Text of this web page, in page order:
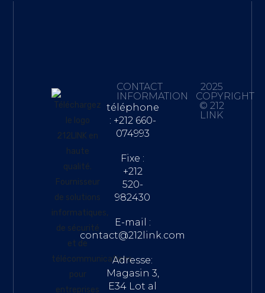
CONTACT
INFORMATION
téléphone
: +212 660-
074993
Fixe :
+212
520-
982430
E-mail :
contact@212link.com
Adresse:
Magasin 3,
E34 Lot al
2025
COPYRIGHT
© 212
LINK